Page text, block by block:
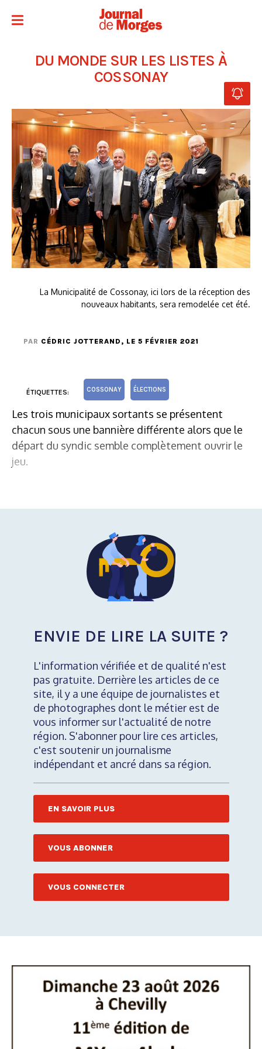
DU MONDE SUR LES LISTES À
COSSONAY
La Municipalité de Cossonay, ici lors de la réception des
nouveaux habitants, sera remodelée cet été.
PAR CÉDRIC JOTTERAND , LE 5 FÉVRIER 2021
ÉTIQUETTES: COSSONAY ÉLECTIONS
Les trois municipaux sortants se présentent
chacun sous une bannière différente alors que le
départ du syndic semble complètement ouvrir le
jeu.
ENVIE DE LIRE LA SUITE ?
L'information vérifiée et de qualité n'est
pas gratuite. Derrière les articles de ce
site, il y a une équipe de journalistes et
de photographes dont le métier est de
vous informer sur l'actualité de notre
région. S'abonner pour lire ces articles,
c'est soutenir un journalisme
indépendant et ancré dans sa région.
EN SAVOIR PLUS
VOUS ABONNER
VOUS CONNECTER